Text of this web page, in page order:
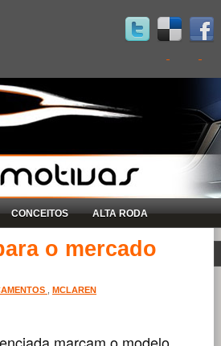
CONCEITOS ALTA RODA
o mercado
MCLAREN